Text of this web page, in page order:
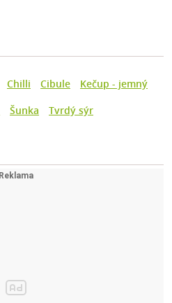
Chilli Cibule
Kečup - jemný
Šunka
Tvrdý sýr